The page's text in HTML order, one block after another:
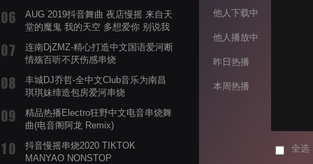
AUG 2019抖音舞曲 夜店慢摇 来自天
堂的魔鬼 我的天空 多想爱你 别说我
连南DjZMZ-精心打造中文国语爱河断
情殇百听不厌伤感串烧
丰城DJ乔哲-全中文Club音乐为南昌
琪琪妹缔造包房爱河串烧
精品热播Electro狂野中文电音串烧舞
曲(电音阁阿龙 Remix)
抖音慢摇串烧2020 TIKTOK
MANYAO NONSTOP
他人下载中
他人播放中
昨日热播
本周热播
全选